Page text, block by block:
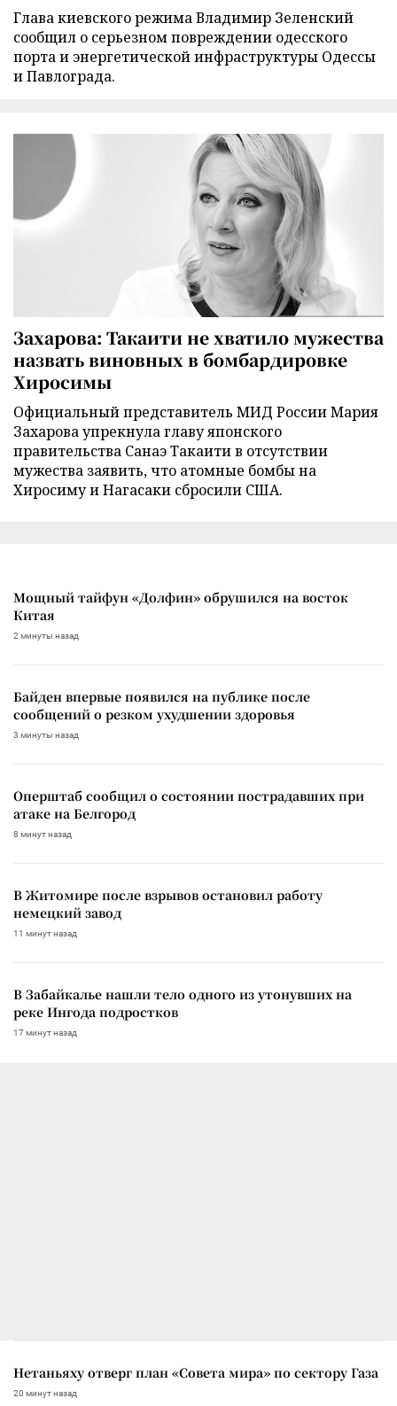
Глава киевского режима Владимир Зеленский
сообщил о серьезном повреждении одесского
порта и энергетической инфраструктуры Одессы
и Павлограда.
Захарова: Такаити не хватило мужества
назвать виновных в бомбардировке
Хиросимы
Официальный представитель МИД России Мария
Захарова упрекнула главу японского
правительства Санаэ Такаити в отсутствии
мужества заявить, что атомные бомбы на
Хиросиму и Нагасаки сбросили США.
Мощный тайфун «Долфин» обрушился на восток
Китая
2 минуты назад
Байден впервые появился на публике после
сообщений о резком ухудшении здоровья
3 минуты назад
Оперштаб сообщил о состоянии пострадавших при
атаке на Белгород
8 минут назад
В Житомире после взрывов остановил работу
немецкий завод
11 минут назад
В Забайкалье нашли тело одного из утонувших на
реке Ингода подростков
17 минут назад
Нетаньяху отверг план «Совета мира» по сектору Газа
20 минут назад